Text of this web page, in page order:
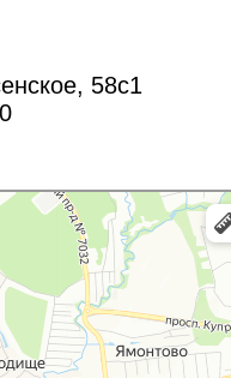
58с1